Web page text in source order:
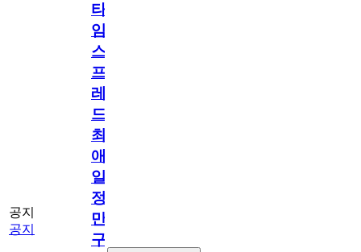
공지
공지
타
임
스
프
레
드]
최
애
일
정
만
구